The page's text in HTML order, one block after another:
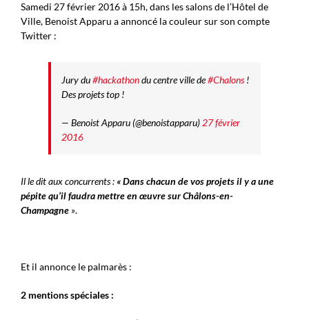
Samedi 27 février 2016 à 15h, dans les salons de l’Hôtel de
Ville, Benoist Apparu a annoncé la couleur sur son compte
Twitter :
Jury du#hackathondu centre ville de#Chalons!
Des projets top !
— Benoist Apparu (@benoistapparu)27 février
2016
Il le dit aux concurrents : « Dans chacun de vos projets il y a une
pépite qu’il faudra mettre en œuvre sur Châlons-en-
Champagne ».
Et il annonce le palmarès :
2 mentions spéciales :